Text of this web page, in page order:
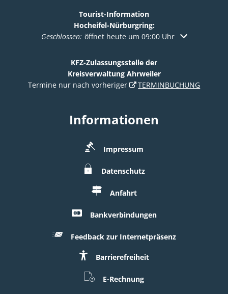
Tourist-Information
Hocheifel-Nürburgring:
Klicken, um weitere Öffnungs- oder Schließzeiten
Geschlossen: öffnet heute um 09:00 Uhr
KFZ-Zulassungsstelle der
Kreisverwaltung Ahrweiler
Termine nur nach vorheriger
TERMINBUCHUNG
Informationen
Impressum
Datenschutz
Anfahrt
Bankverbindungen
Feedback zur Internetpräsenz
Barrierefreiheit
E-Rechnung